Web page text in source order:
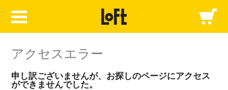
アクセスエラー
申し訳ございませんが、お探しのページにアクセス
ができませんでした。